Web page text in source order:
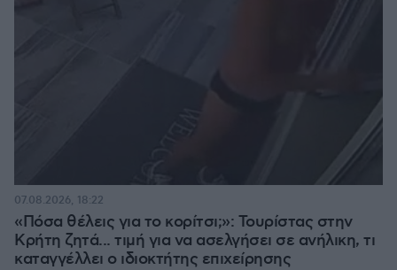
«Πόσα θέλεις για το κορίτσι;»: Τουρίστας στην
Κρήτη ζητά... τιμή για να ασελγήσει σε ανήλικη, τι
καταγγέλλει ο ιδιοκτήτης επιχείρησης
07.08.2026, 18:22